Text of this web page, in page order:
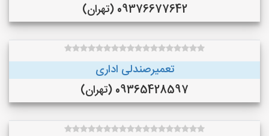
09376677642 (تهران)
تعمیرصندلی اداری
09365428597 (تهران)